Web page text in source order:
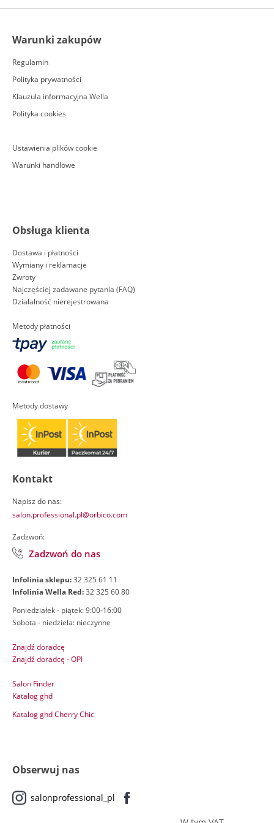
Warunki zakupów
Regulamin
Polityka prywatności
Klauzula informacyjna Wella
Polityka cookies
Ustawienia plików cookie
Warunki handlowe
Obsługa klienta
Dostawa i płatności
Wymiany i reklamacje
Zwroty
Najczęściej zadawane pytania (FAQ)
Działalność nierejestrowana
Metody płatności
Metody dostawy
Kontakt
Napisz do nas:
salon.professional.pl@orbico.com
Zadzwoń:
Zadzwoń do nas
Infolinia sklepu:32 325 61 11
Infolinia Wella Red:32 325 60 80
Poniedziałek - piątek: 9:00-16:00
Sobota - niedziela: nieczynne
Znajdź doradcę
Znajdź doradcę - OPI
Salon Finder
Katalog ghd
Katalog ghd Cherry Chic
Obserwuj nas
salonprofessional_pl